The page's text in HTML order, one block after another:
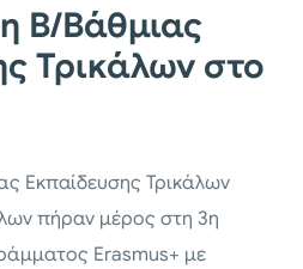
B/Bάθμιας
Τρικάλων στο
Εκπαίδευσης Τρικάλων
πήραν μέρος στη 3η
Erasmus+ με